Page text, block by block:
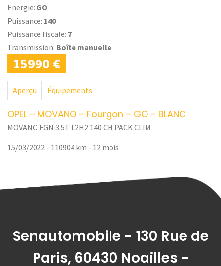
Energie: GO
Puissance: 140
Puissance fiscale: 7
Transmission: Boîte manuelle
15990 €
Aperçu Équipements
OPEL – MOVANO – Fourgon – GO – BLANC
MOVANO FGN 3.5T L2H2 140 CH PACK CLIM
15/03/2022 - 110904 km - 12 mois
Senautomobile - 130 Rue de
Paris, 60430 Noailles -